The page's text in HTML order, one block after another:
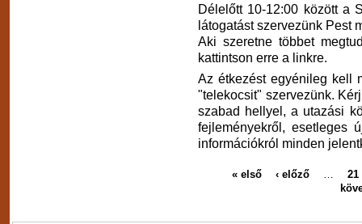
Délelőtt 10-12:00 között a
látogatást szervezünk Pest
Aki szeretne többet
kattintson erre a linkre.
Az étkezést egyénileg kell
"telekocsit" szervezünk.
szabad hellyel, a utazási
fejleményekről, esetleges
információkról minden
« első ‹ előző
21